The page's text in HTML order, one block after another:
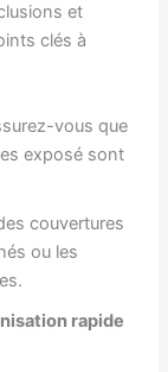
et
clés à
vous que
exposé sont
couvertures
ou les
rapide